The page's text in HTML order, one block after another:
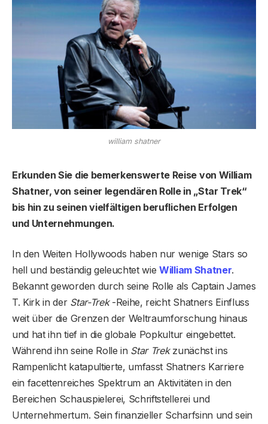
william shatner
Erkunden Sie die bemerkenswerte Reise von William
Shatner, von seiner legendären Rolle in „Star Trek“
bis hin zu seinen vielfältigen beruflichen Erfolgen
und Unternehmungen.
In den Weiten Hollywoods haben nur wenige Stars so
hell und beständig geleuchtet wieWilliam Shatner.
Bekannt geworden durch seine Rolle als Captain James
T. Kirk in der Star-Trek-Reihe, reicht Shatners Einfluss
weit über die Grenzen der Weltraumforschung hinaus
und hat ihn tief in die globale Popkultur eingebettet.
Während ihn seine Rolle in Star Trekzunächst ins
Rampenlicht katapultierte, umfasst Shatners Karriere
ein facettenreiches Spektrum an Aktivitäten in den
Bereichen Schauspielerei, Schriftstellerei und
Unternehmertum. Sein finanzieller Scharfsinn und sein